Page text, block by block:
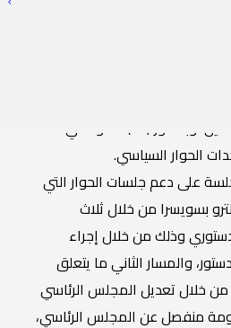
اليوم الأحد، في جلسته
الرسمية الخامسة والخمسين، وبحضور (85) عضوا، في
الحوار السياسي.
على دعم جلسات الحوار التي
بسويسرا من خلال ثلاث
وذلك من خلال إجراء
والمسار الثاني ما يتعلق
من خلال تعديل المجلس الرئاسي
منفصل عن المجلس الرئاسي،